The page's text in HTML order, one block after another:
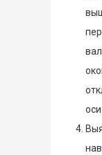
оси.